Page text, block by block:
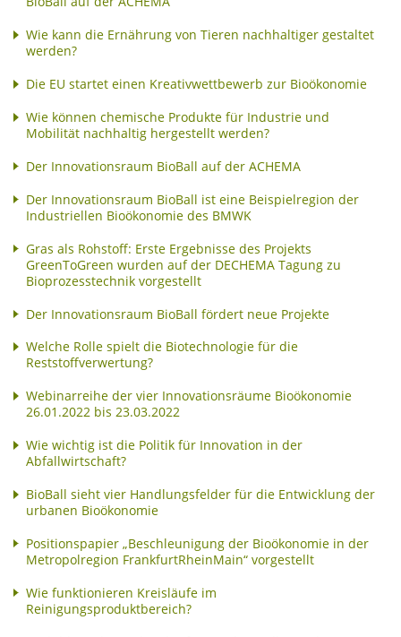
Wie kann die Ernährung von Tieren nachhaltiger gestaltet
werden?
Die EU startet einen Kreativwettbewerb zur Bioökonomie
Wie können chemische Produkte für Industrie und
Mobilität nachhaltig hergestellt werden?
Der Innovationsraum BioBall auf der ACHEMA
Der Innovationsraum BioBall ist eine Beispielregion der
Industriellen Bioökonomie des BMWK
Gras als Rohstoff: Erste Ergebnisse des Projekts
GreenToGreen wurden auf der DECHEMA Tagung zu
Bioprozesstechnik vorgestellt
Der Innovationsraum BioBall fördert neue Projekte
Welche Rolle spielt die Biotechnologie für die
Reststoffverwertung?
Webinarreihe der vier Innovationsräume Bioökonomie
26.01.2022 bis 23.03.2022
Wie wichtig ist die Politik für Innovation in der
Abfallwirtschaft?
BioBall sieht vier Handlungsfelder für die Entwicklung der
urbanen Bioökonomie
Positionspapier „Beschleunigung der Bioökonomie in der
Metropolregion FrankfurtRheinMain“ vorgestellt
Wie funktionieren Kreisläufe im
Reinigungsproduktbereich?